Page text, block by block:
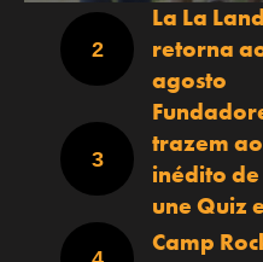
La La
retorna
agosto
trazem
inédito
une Quiz
Camp